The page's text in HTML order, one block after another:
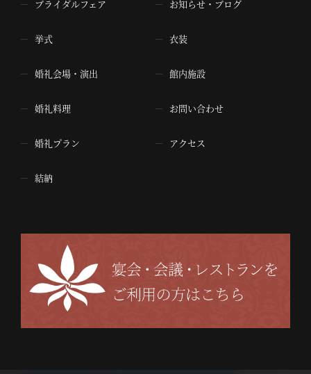
ブライダルフェア
挙式
婚礼会場・演出
婚礼料理
婚礼プラン
結納
お知らせ・ブログ
衣装
館内施設
お問い合わせ
アクセス